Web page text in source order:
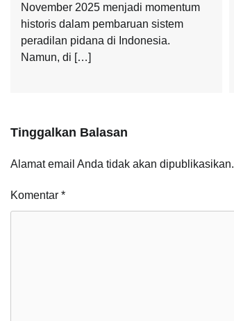
November 2025 menjadi momentum
historis dalam pembaruan sistem
peradilan pidana di Indonesia.
Namun, di […]
Tinggalkan Balasan
Alamat email Anda tidak akan dipublikasikan.
Komentar *